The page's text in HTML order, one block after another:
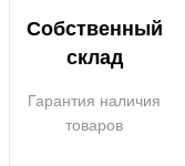
Собственный
склад
Гарантия наличия
товаров